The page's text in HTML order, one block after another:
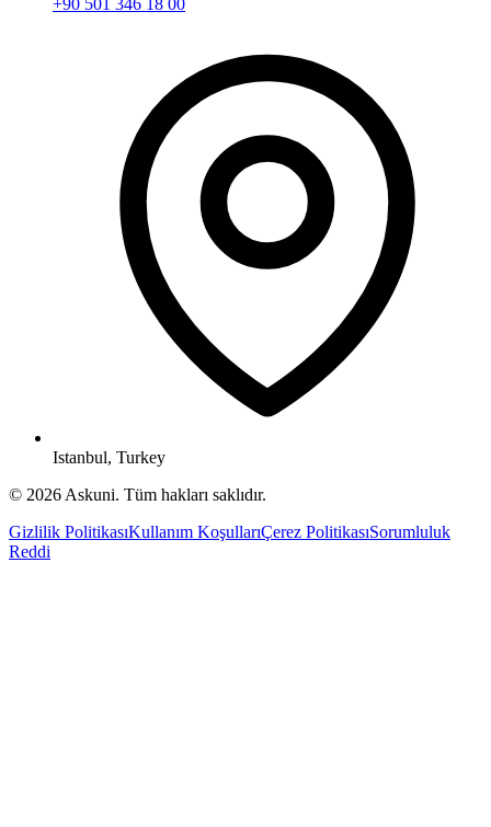
+90 501 346 18 00
Istanbul, Turkey
© 2026 Askuni. Tüm hakları saklıdır.
Gizlilik PolitikasıKullanım KoşullarıÇerez PolitikasıSorumluluk
Reddi